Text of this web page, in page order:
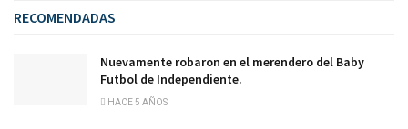
RECOMENDADAS
Nuevamente robaron en el merendero del Baby
Futbol de Independiente.
HACE 5 AÑOS